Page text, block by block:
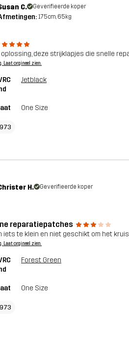
C. Geverifieerde koper
175cm, 65kg
deze strijklapjes die snelle
Laat orgineel zien.
Jetblack
One Size
H. Geverifieerde koper
reparatiepatches
iets te klein en niet geschikt om het
Laat orgineel zien.
Forest Green
One Size